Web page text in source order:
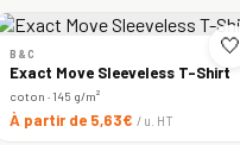
🤍
B&C
Exact Move Sleeveless T-Shirt
coton · 145 g/m²
À partir de 5,63€ / u. HT